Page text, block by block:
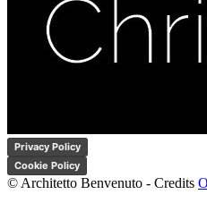
Privacy Policy
Cookie Policy
© Architetto Benvenuto - Credits